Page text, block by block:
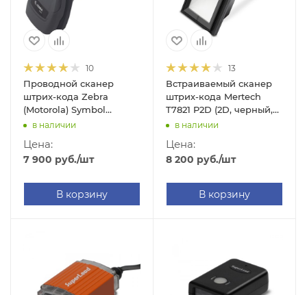
10
Проводной сканер
штрих-кода Zebra
(Motorola) Symbol
DS2208 (2D, черный, без
в наличии
Цена:
7 900 руб./шт
В корзину
13
Встраиваемый сканер
штрих-кода Mertech
T7821 P2D (2D, черный,
без подставки Cradle)
в наличии
Цена:
8 200 руб./шт
В корзину